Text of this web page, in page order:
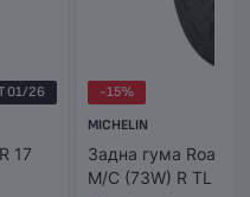
01/26
17
-15%
MICHELIN
Задна гума Road 5
M/C (73W) R TL